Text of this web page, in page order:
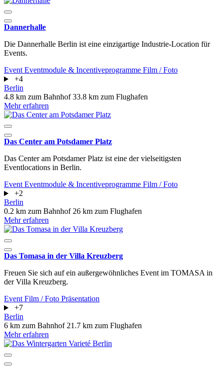
Dannerhalle
Die Dannerhalle Berlin ist eine einzigartige Industrie-Location für
Events.
Event Eventmodule & Incentiveprogramme Film / Foto
+4
Berlin
4.8 km zum Bahnhof33.8 km zum Flughafen
Mehr erfahren
Das Center am Potsdamer Platz
Das Center am Potsdamer Platz ist eine der vielseitigsten
Eventlocations in Berlin.
Event Eventmodule & Incentiveprogramme Film / Foto
+2
Berlin
0.2 km zum Bahnhof 26 km zum Flughafen
Mehr erfahren
Das Tomasa in der Villa Kreuzberg
Freuen Sie sich auf ein außergewöhnliches Event im TOMASA in
der Villa Kreuzberg.
Event Film / Foto Präsentation
+7
Berlin
6 km zum Bahnhof 21.7 km zum Flughafen
Mehr erfahren